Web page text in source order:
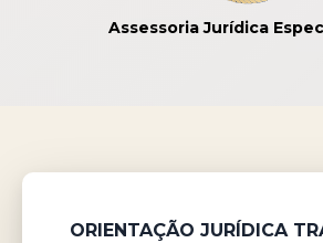
Assessoria Jurídica
ORIENTAÇÃO JURÍDICA